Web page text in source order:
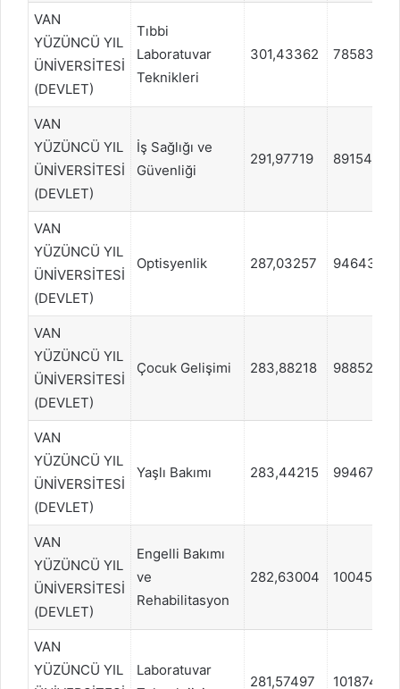
VAN
YÜZÜNCÜ YIL
ÜNİVERSİTESİ
(DEVLET)
Tıbbi
Laboratuvar
Teknikleri
301,43362 785834
VAN
YÜZÜNCÜ YIL
ÜNİVERSİTESİ
(DEVLET)
İş Sağlığı ve
Güvenliği
291,97719 891542
VAN
YÜZÜNCÜ YIL
ÜNİVERSİTESİ
(DEVLET)
Optisyenlik 287,03257 946431
VAN
YÜZÜNCÜ YIL
ÜNİVERSİTESİ
(DEVLET)
Çocuk Gelişimi 283,88218 988520
VAN
YÜZÜNCÜ YIL
ÜNİVERSİTESİ
(DEVLET)
Yaşlı Bakımı 283,44215 994672
VAN
YÜZÜNCÜ YIL
ÜNİVERSİTESİ
(DEVLET)
Engelli Bakımı
ve
Rehabilitasyon
282,63004 1004515
VAN
YÜZÜNCÜ YIL
Laboratuvar
281,57497 1018743